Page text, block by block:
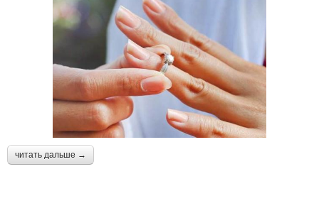
читать дальше →